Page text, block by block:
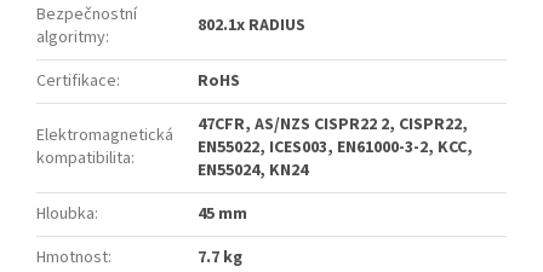
Bezpečnostní
algoritmy: 802.1x RADIUS
Certifikace: RoHS
Elektromagnetická
kompatibilita:
47CFR, AS/NZS CISPR22 2, CISPR22,
EN55022, ICES003, EN61000-3-2, KCC,
EN55024, KN24
Hloubka:
45 mm
Hmotnost:
7.7 kg